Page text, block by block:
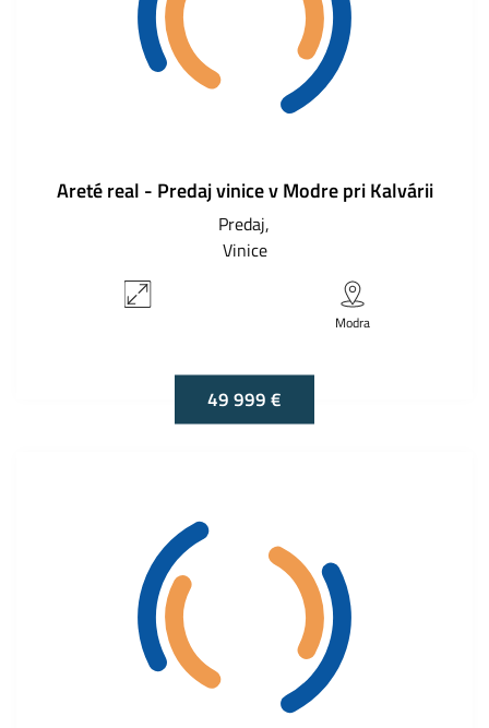
Areté real - Predaj vinice v Modre pri Kalvárii
Predaj
Vinice
Modra
49 999 €